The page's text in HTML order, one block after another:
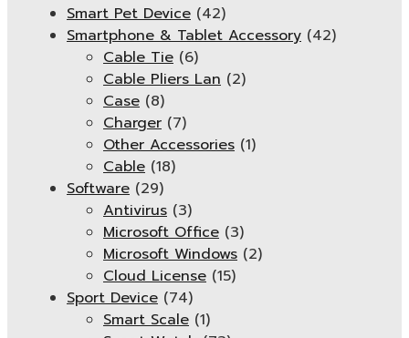
Smart Pet Device (42)
Smartphone & Tablet Accessory (42)
Cable Tie (6)
Cable Pliers Lan (2)
Case (8)
Charger (7)
Other Accessories (1)
Cable (18)
Software (29)
Antivirus (3)
Microsoft Office (3)
Microsoft Windows (2)
Cloud License (15)
Sport Device (74)
Smart Scale (1)